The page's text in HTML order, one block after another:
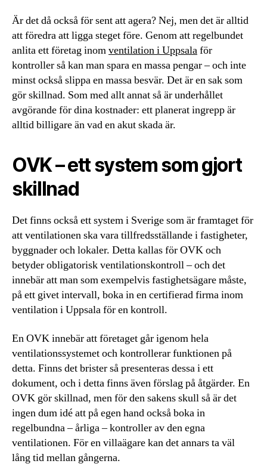
Är det då också för sent att agera? Nej, men det är alltid
att föredra att ligga steget före. Genom att regelbundet
anlita ett företag inomventilation i Uppsalaför
kontroller så kan man spara en massa pengar – och inte
minst också slippa en massa besvär. Det är en sak som
gör skillnad. Som med allt annat så är underhållet
avgörande för dina kostnader: ett planerat ingrepp är
alltid billigare än vad en akut skada är.
OVK – ett system som gjort
skillnad
Det finns också ett system i Sverige som är framtaget för
att ventilationen ska vara tillfredsställande i fastigheter,
byggnader och lokaler. Detta kallas för OVK och
betyder obligatorisk ventilationskontroll – och det
innebär att man som exempelvis fastighetsägare måste,
på ett givet intervall, boka in en certifierad firma inom
ventilation i Uppsala för en kontroll.
En OVK innebär att företaget går igenom hela
ventilationssystemet och kontrollerar funktionen på
detta. Finns det brister så presenteras dessa i ett
dokument, och i detta finns även förslag på åtgärder. En
OVK gör skillnad, men för den sakens skull så är det
ingen dum idé att på egen hand också boka in
regelbundna – årliga – kontroller av den egna
ventilationen. För en villaägare kan det annars ta väl
lång tid mellan gångerna.